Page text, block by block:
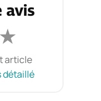
avis
★
article
détaillé